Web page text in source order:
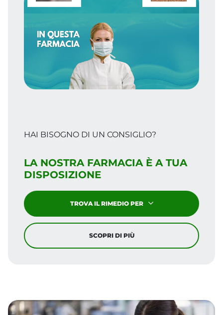
si avvale della
collaborazione di uno staff di professionisti
qualificati ed in costante aggiornamento
DOWNLOAD INFORMATIVA PRIVACY